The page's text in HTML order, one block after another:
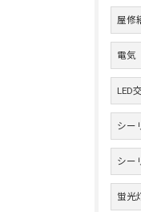
屋修
電気
LED
シー
シー
蛍光